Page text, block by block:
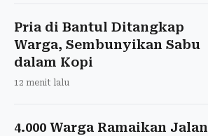
Pria di Bantul Ditangkap
Warga, Sembunyikan Sabu
dalam Kopi
12 menit lalu
4.000 Warga Ramaikan Jalan